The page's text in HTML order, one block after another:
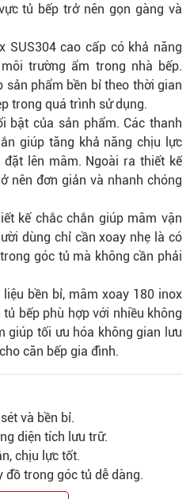
tủ bếp trở nên gọn gàng và
SUS304 cao cấp có khả năng
trường ẩm trong nhà bếp.
sản phẩm bền bỉ theo thời gian
trong quá trình sử dụng.
bật của sản phẩm. Các thanh
giúp tăng khả năng chịu lực
lên mâm. Ngoài ra thiết kế
nên đơn giản và nhanh chóng
kế chắc chắn giúp mâm vận
dùng chỉ cần xoay nhẹ là có
góc tủ mà không cần phải
bền bỉ, mâm xoay 180 inox
bếp phù hợp với nhiều không
giúp tối ưu hóa không gian lưu
căn bếp gia đình.
và bền bỉ.
diện tích lưu trữ.
chịu lực tốt.
đồ trong góc tủ dễ dàng.
bếp hiện đại.